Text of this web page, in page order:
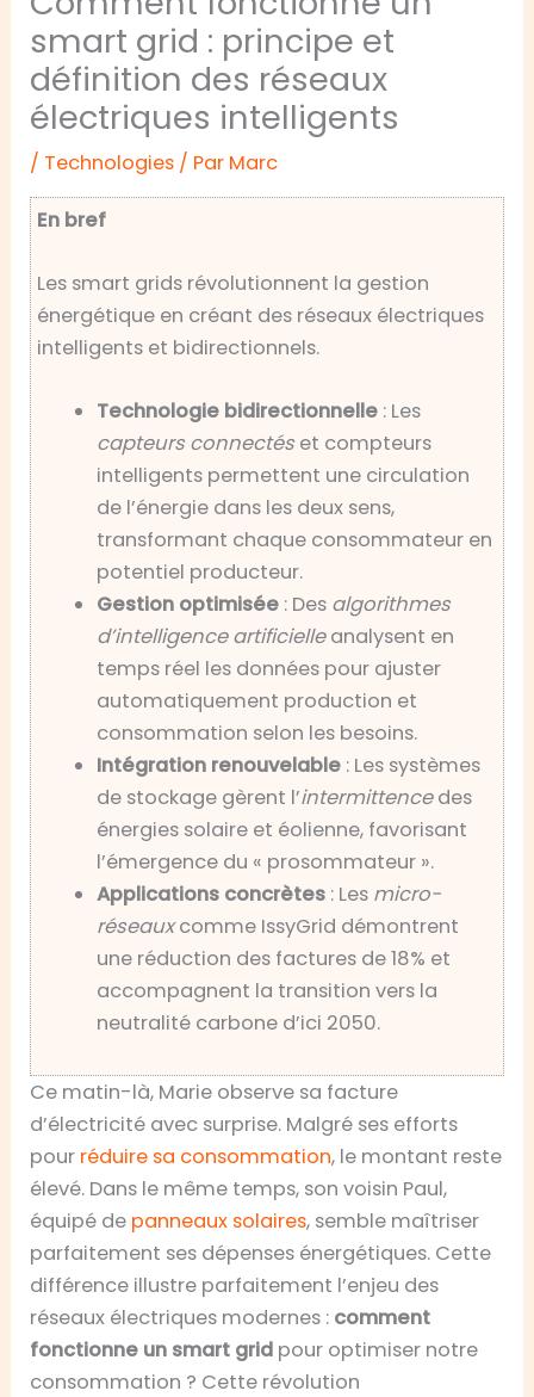
smart grid : principe et
définition des réseaux
électriques intelligents
/ Technologies / Par Marc
En bref
Les smart grids révolutionnent la gestion
énergétique en créant des réseaux électriques
intelligents et bidirectionnels.
Technologie bidirectionnelle: Les
capteurs connectéset compteurs
intelligents permettent une circulation
de l’énergie dans les deux sens,
transformant chaque consommateur en
potentiel producteur.
Gestion optimisée: Des algorithmes
d’intelligence artificielleanalysent en
temps réel les données pour ajuster
automatiquement production et
consommation selon les besoins.
Intégration renouvelable: Les systèmes
de stockage gèrent l’intermittencedes
énergies solaire et éolienne, favorisant
l’émergence du « prosommateur ».
Applications concrètes: Les micro-
réseauxcomme IssyGrid démontrent
une réduction des factures de 18% et
accompagnent la transition vers la
neutralité carbone d’ici 2050.
Ce matin-là, Marie observe sa facture
d’électricité avec surprise. Malgré ses efforts
pour réduire sa consommation, le montant reste
élevé. Dans le même temps, son voisin Paul,
équipé de panneaux solaires, semble maîtriser
parfaitement ses dépenses énergétiques. Cette
différence illustre parfaitement l’enjeu des
réseaux électriques modernes : comment
fonctionne un smart grid pour optimiser notre
consommation ? Cette révolution